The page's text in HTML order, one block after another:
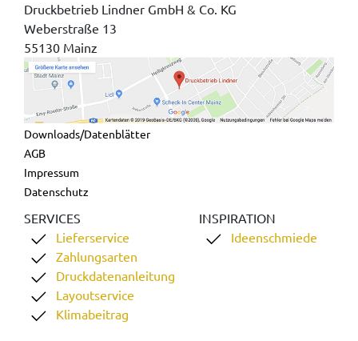
Druckbetrieb Lindner GmbH & Co. KG
Weberstraße 13
55130 Mainz
Downloads/Datenblätter
AGB
Impressum
Datenschutz
SERVICES
Lieferservice
Zahlungsarten
Druckdatenanleitung
Layoutservice
Klimabeitrag
INSPIRATION
Ideenschmiede